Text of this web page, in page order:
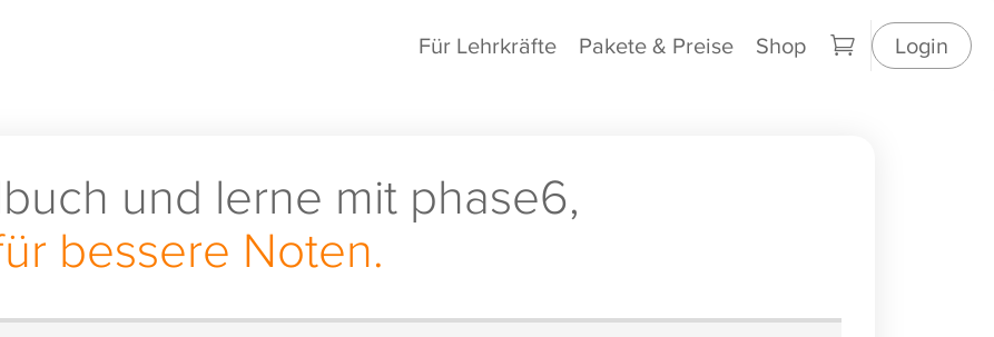
Für Lehrkräfte Pakete & Preise Shop Login
und lerne mit phase6,
bessere Noten.